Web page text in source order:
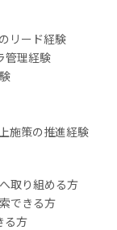
リード経験
管理経験
施策の推進経験
取り組める方
できる方
る方